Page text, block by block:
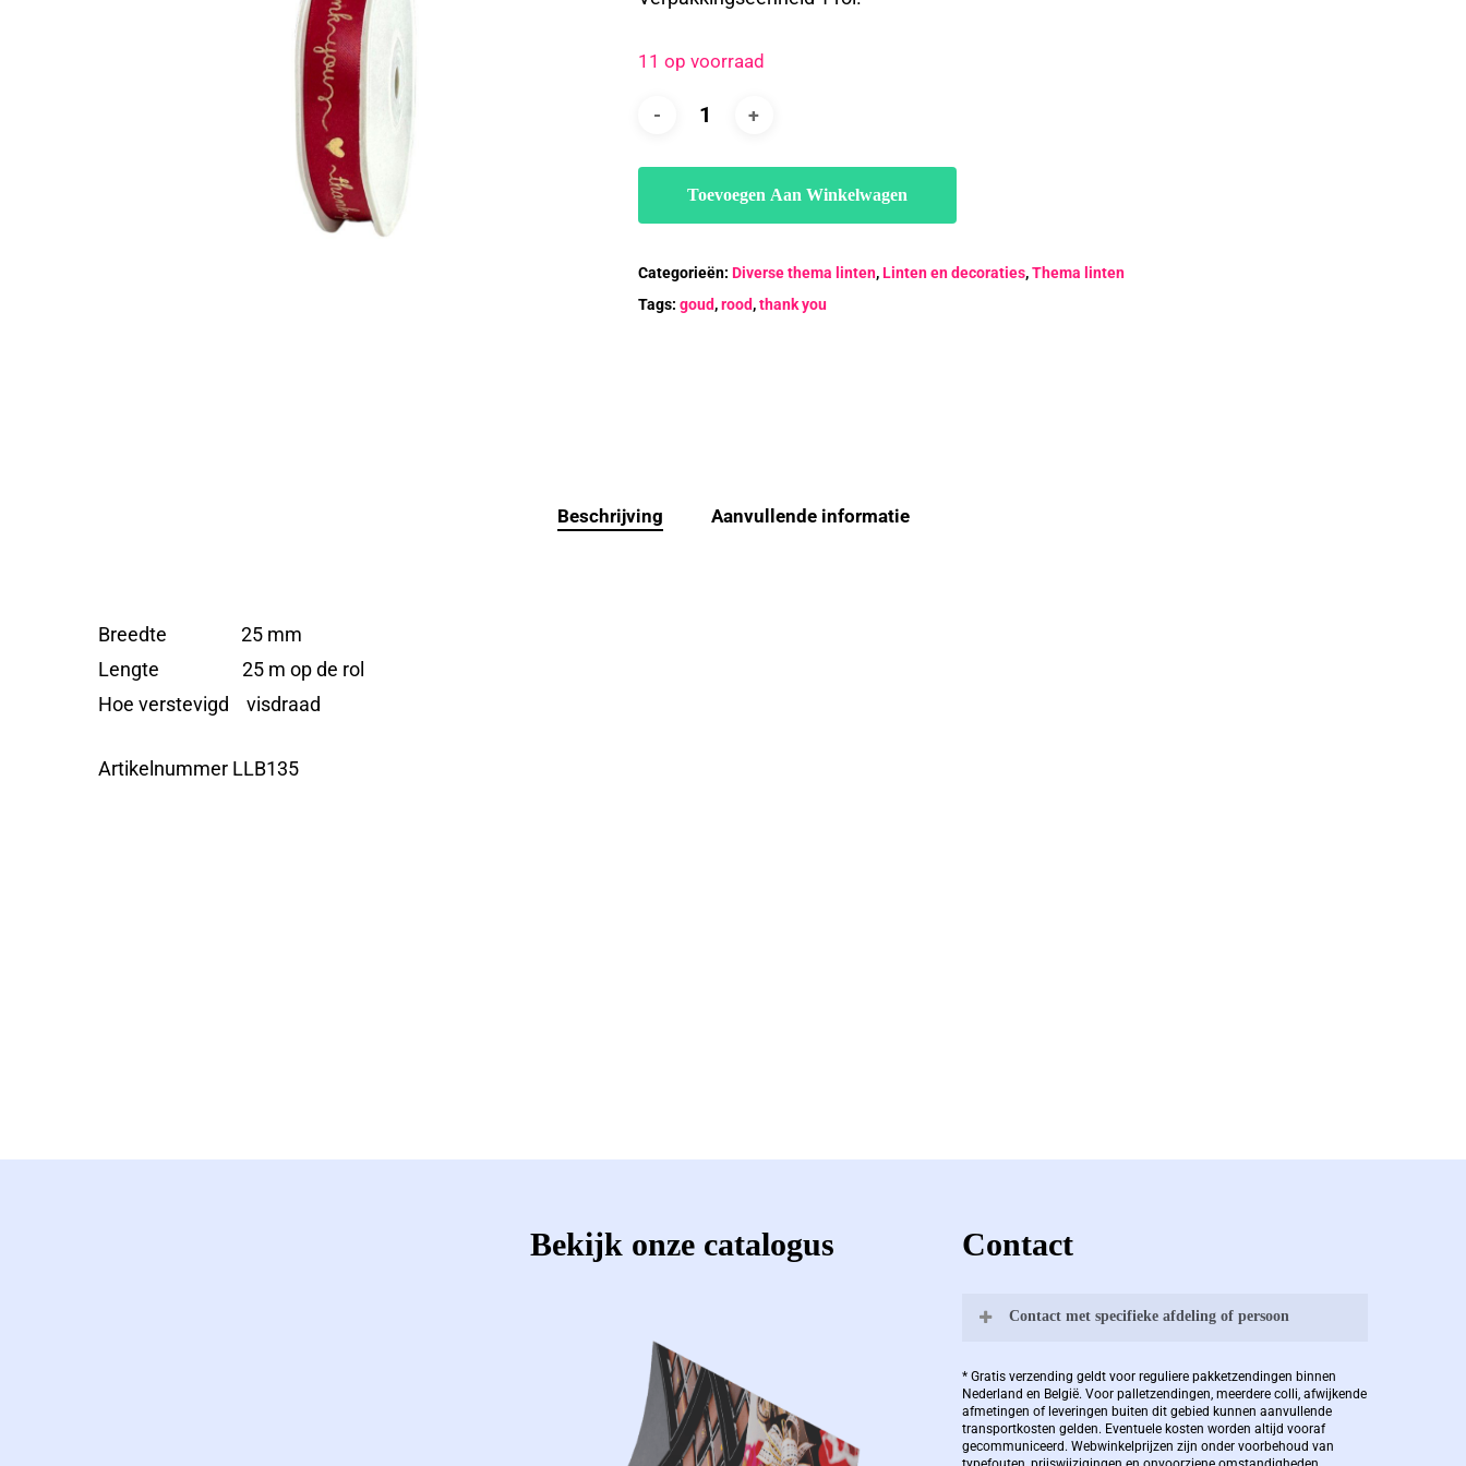
11 op voorraad
Toevoegen Aan Winkelwagen
Categorieën: Diverse thema linten,Linten en decoraties,Thema linten
Tags: goud,rood,thank you
Beschrijving Aanvullende informatie
Breedte 25 mm
Lengte 25 m op de rol
Hoe verstevigd visdraad
Artikelnummer LLB135
Bekijk onze catalogus Contact
Contact met specifieke afdeling of persoon
Bernard Pauwels:
Zaakvoerder Berdo
* Gratis verzending geldt voor reguliere pakketzendingen binnen
Nederland en België. Voor palletzendingen, meerdere colli, afwijkende
afmetingen of leveringen buiten dit gebied kunnen aanvullende
transportkosten gelden. Eventuele kosten worden altijd vooraf
gecommuniceerd. Webwinkelprijzen zijn onder voorbehoud van